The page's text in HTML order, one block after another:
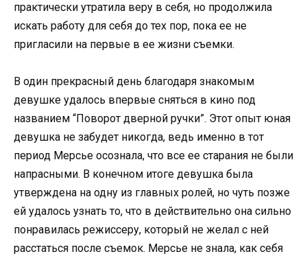
практически утратила веру в себя, но продолжила
искать работу для себя до тех пор, пока ее не
пригласили на первые в ее жизни съемки.
В один прекрасный день благодаря знакомым
девушке удалось впервые сняться в кино под
названием “Поворот дверной ручки”. Этот опыт юная
девушка не забудет никогда, ведь именно в тот
период Мерсье осознала, что все ее старания не были
напрасными. В конечном итоге девушка была
утверждена на одну из главных ролей, но чуть позже
ей удалось узнать то, что в действительно она сильно
понравилась режиссеру, который не желал с ней
расстаться после съемок. Мерсье не знала, как себя